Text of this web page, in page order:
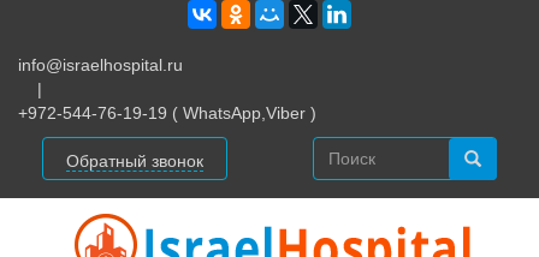
info@israelhospital.ru
|
+972-544-76-19-19 ( WhatsApp,Viber )
Обратный звонок